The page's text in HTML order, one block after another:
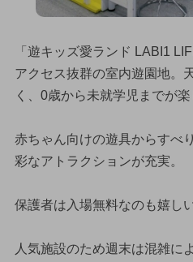
「遊キッズ愛ランド LABI1
アクセス抜群の室内遊園地。
く、0歳から未就学児までが楽
赤ちゃん向けの遊具からすべ
彩なアトラクションが充実。
保護者は入場無料なのも嬉し
人気施設のため週末は混雑に